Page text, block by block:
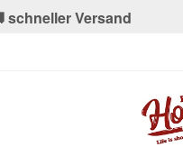
schneller Versand